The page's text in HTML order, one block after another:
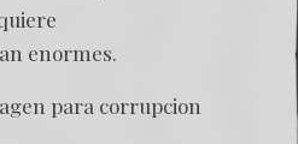
enormes.